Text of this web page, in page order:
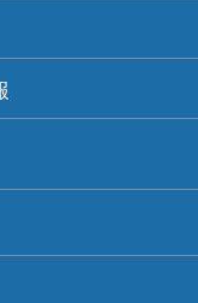
ト
かもめ」